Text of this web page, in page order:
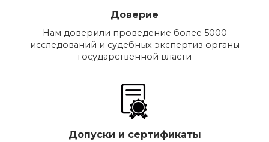
Доверие
Нам доверили проведение более 5000
исследований и судебных экспертиз органы
государственной власти
Допуски и сертификаты